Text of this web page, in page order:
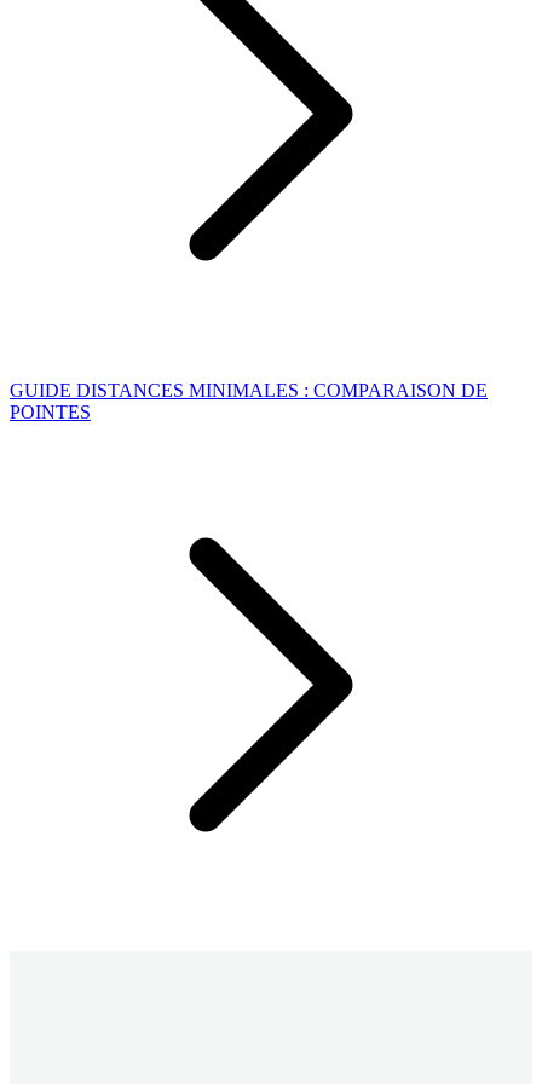
GUIDE DISTANCES MINIMALES : COMPARAISON DE
POINTES